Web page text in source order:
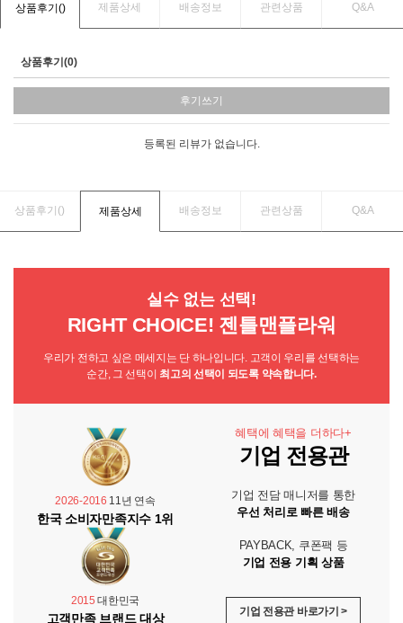
상품후기() 제품상세 배송정보 관련상품 Q&A
상품후기(0)
후기쓰기
등록된 리뷰가 없습니다.
상품후기() 제품상세 배송정보 관련상품 Q&A
실수 없는 선택!
RIGHT CHOICE! 젠틀맨플라워
우리가 전하고 싶은 메세지는 단 하나입니다. 고객이 우리를 선택하는
순간, 그 선택이 최고의 선택이 되도록 약속합니다.
2026-2016 11년 연속
한국 소비자만족지수 1위
2015 대한민국
고객만족 브랜드 대상
혜택에 혜택을 더하다+
기업 전용관
기업 전담 매니저를 통한
우선 처리로 빠른 배송
PAYBACK, 쿠폰팩 등
기업 전용 기획 상품
기업 전용관 바로가기 >